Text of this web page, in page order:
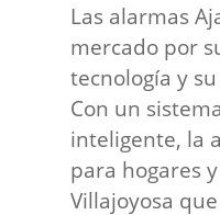
Las alarmas
mercado por
tecnología y
Con un
inteligente, la
para hogares
Villajoyosa